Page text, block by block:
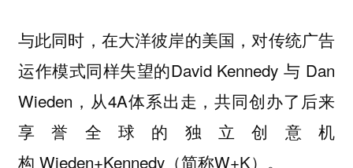
与此同时，在大洋彼岸的美国，对传统广告
运作模式同样失望的David Kennedy 与 Dan
Wieden，从4A体系出走，共同创办了后来
享誉全球的独立创意机
构 Wieden+Kennedy（简称W+K）。